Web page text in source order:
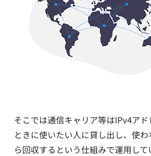
そこでは通信キャリア等はIPv4ア
ときに使いたい人に貸し出し、使
ら回収するという仕組みで運用して